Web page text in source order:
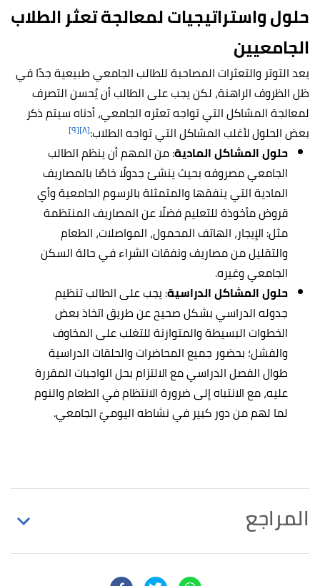
حلول واستراتيجيات لمعالجة تعثر الطلاب
الجامعيين
يعد التوتر والتعثرات المصاحبة للطالب الجامعي طبيعية جدًا في
ظل الظروف الراهنة، لكن يجب على الطالب أن يُحسن التصرف
لمعالجة المشاكل التي تواجه تعثره الجامعي، أدناه سيتم ذكر
بعض الحلول لأغلب المشاكل التي تواجه الطلاب:[٨] [٩]
حلول المشاكل المادية: من المهم أن ينظم الطالب
الجامعي مصروفه بحيث ينشئ جدولًا خاصًا بالمصاريف
المادية التي ينفقها والمتمثلة بالرسوم الجامعية وأي
قروض مأخوذة للتعليم فضلًا عن المصاريف المنتظمة
مثل: الإيجار، الهاتف المحمول، المواصلات، الطعام
والتقليل من مصاريف ونفقات الشراء في حالة السكن
الجامعي وغيره.
حلول المشاكل الدراسية: يجب على الطالب تنظيم
جدوله الدراسي بشكل صحيح عن طريق اتخاذ بعض
الخطوات البسيطة والمتوازنة للتغلب على المخاوف
والفشل؛ بحضور جميع المحاضرات والحلقات الدراسية
طوال الفصل الدراسي مع الالتزام بحل الواجبات المقررة
عليه، مع الانتباه إلى ضرورة الانتظام في الطعام والنوم
لما لهم من دور كبير في نشاطه اليوميّ الجامعي.
المراجع